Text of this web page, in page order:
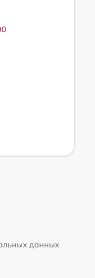
данных